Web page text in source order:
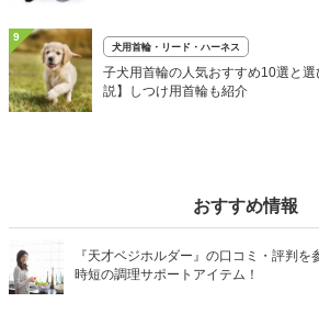
9
犬用首輪・リード・ハーネス
子犬用首輪の人気おすすめ10選と
説】しつけ用首輪も紹介
おすすめ情報
『天才ベジホルダー』の口コミ・評判を
時短の調理サポートアイテム！